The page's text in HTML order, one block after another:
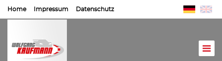
Home Impressum Datenschutz